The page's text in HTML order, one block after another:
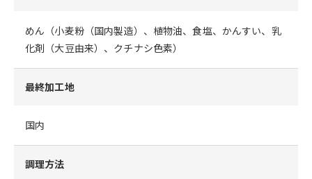
めん（小麦粉（国内製造）、植物油、食塩、かんすい、乳
化剤（大豆由来）、クチナシ色素）
最終加工地
国内
調理方法